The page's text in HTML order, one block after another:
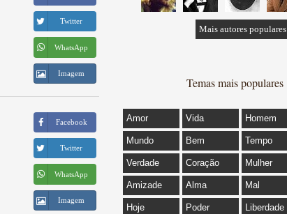
Twitter
WhatsApp
Imagem
Facebook
Twitter
WhatsApp
Imagem
Mais autores populares
Temas mais populares
Amor Vida Homem
Mundo Bem Tempo
Verdade Coração Mulher
Amizade Alma Mal
Hoje Poder Liberdade